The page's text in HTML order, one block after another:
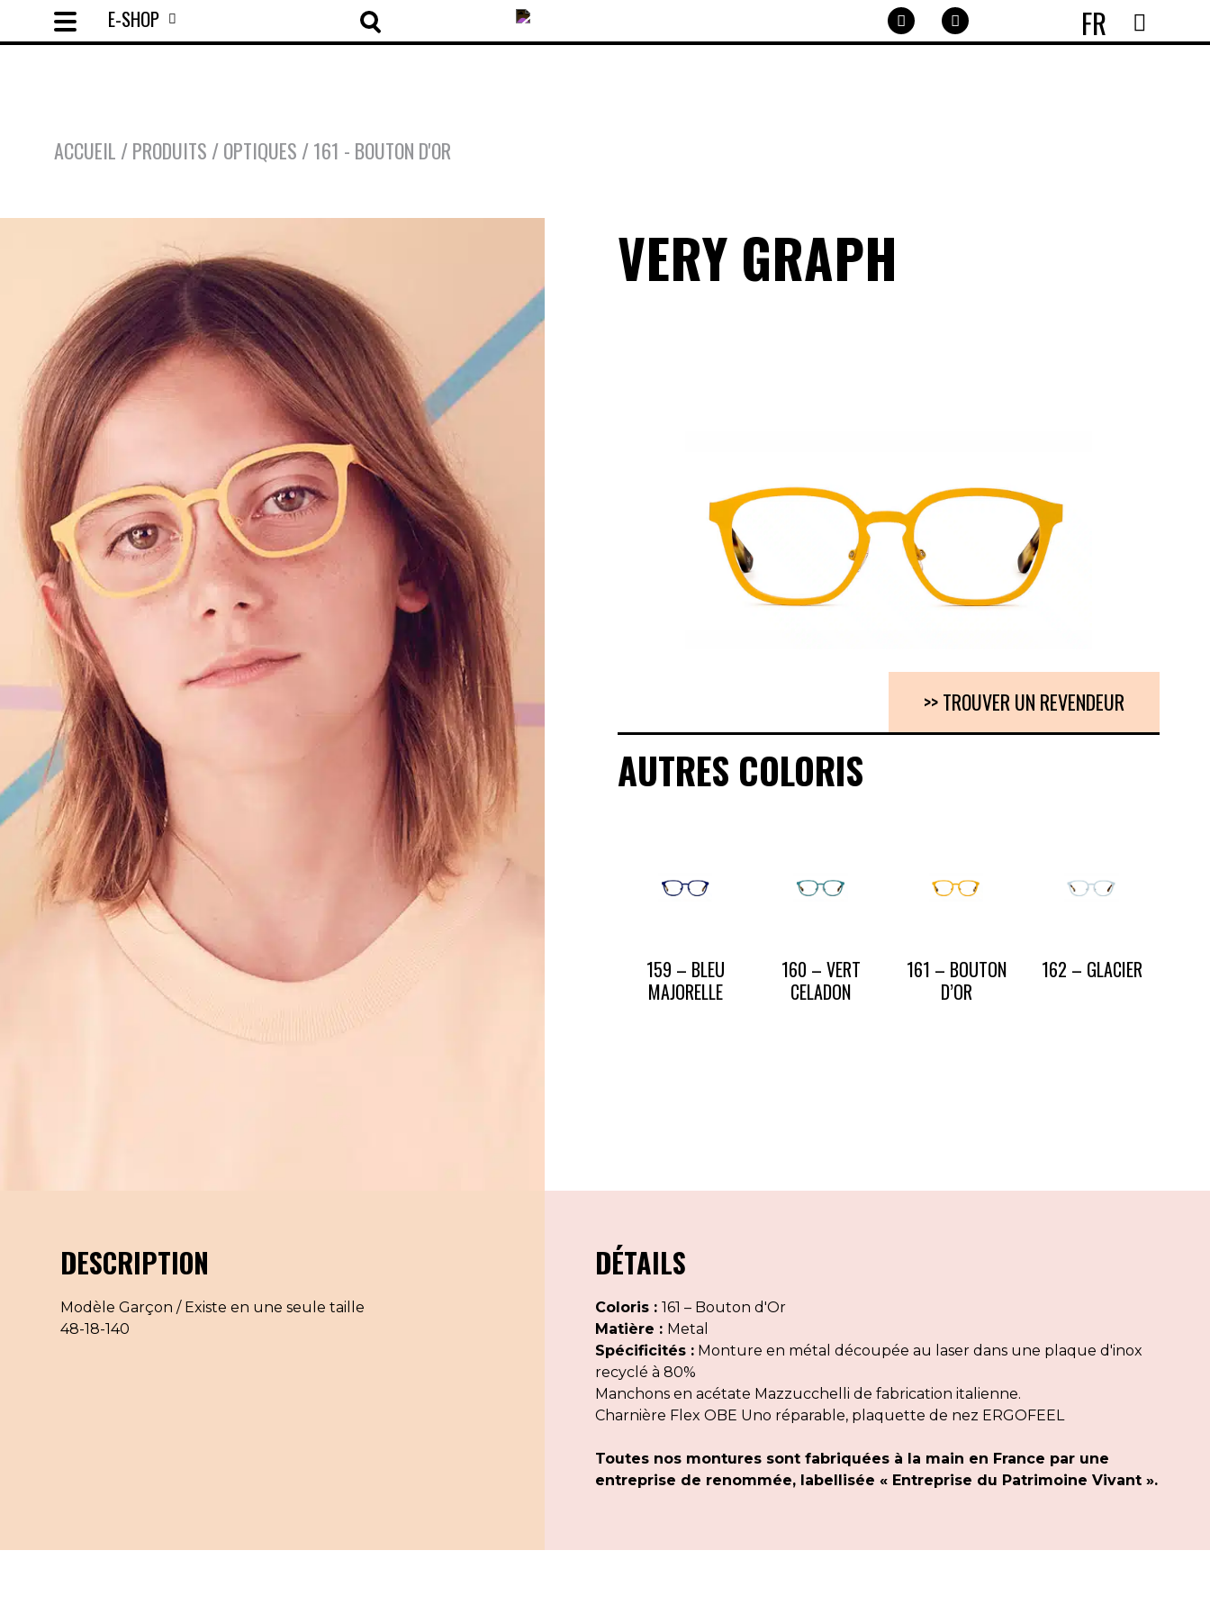
COLLECTIONS
OPTIQUES SOLAIRES ACCESSOIRES
NOTRE HISTOIRE
POINTS DE VENTE
E-SHOP FR
ACCUEIL /PRODUITS /OPTIQUES /161 - BOUTON D'OR
VERY GRAPH
>> TROUVER UN REVENDEUR
AUTRES COLORIS
159 – BLEU
MAJORELLE
160 – VERT
CELADON
161 – BOUTON
D’OR
162 – GLACIER
DESCRIPTION
Modèle Garçon / Existe en une seule taille
48-18-140
DÉTAILS
Coloris : 161 – Bouton d'Or
Matière : Metal
Spécificités :Monture en métal découpée au laser dans une plaque d'inox
recyclé à 80%
Manchons en acétate Mazzucchelli de fabrication italienne.
Charnière Flex OBE Uno réparable, plaquette de nez ERGOFEEL
Toutes nos montures sont fabriquées à la main en France par une
entreprise de renommée, labellisée « Entreprise du Patrimoine Vivant ».